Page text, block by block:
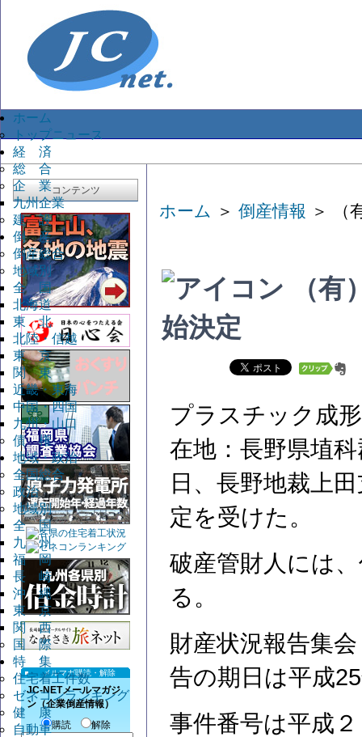
ホーム
トップニュース
経 済
総 合
企 業
九州企業
建 設
倒 産
倒産総合
地域別
全 国
北海道
東 北
北陸・信越
東 京
関 東
近畿・東海
中国・四国
九州・山口
債 権
地域・政治
全国総合
政治
地域別
全 国
九 州
福 岡
長 崎
沖 縄
東 京
関 西
国 際
特 集
住宅着工件数
ゼネコンランキング
健 康
自動車
コンテンツ
メルマガ購読・解除
JC-NETメールマガジ
ン（企業倒産情報）
購読
解除
ホーム ＞ 倒産情報 ＞ （
（有
始決定
プラスチック成
在地：長野県埴
日、長野地裁上
定を受けた。
破産管財人には
る。
財産状況報告集
告の期日は平成
事件番号は平成